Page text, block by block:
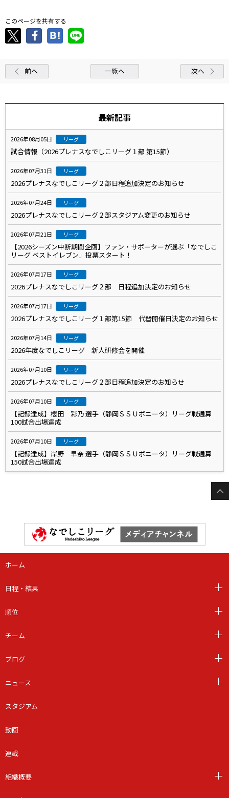
このページを共有する
前へ 一覧へ 次へ
最新記事
2026年08月05日 リーグ
試合情報（2026プレナスなでしこリーグ１部 第15節）
2026年07月31日 リーグ
2026プレナスなでしこリーグ２部日程追加決定のお知らせ
2026年07月24日 リーグ
2026プレナスなでしこリーグ２部スタジアム変更のお知らせ
2026年07月21日 リーグ
【2026シーズン中断期間企画】ファン・サポーターが選ぶ「なでしこ
リーグ ベストイレブン」投票スタート！
2026年07月17日 リーグ
2026プレナスなでしこリーグ２部 日程追加決定のお知らせ
2026年07月17日 リーグ
2026プレナスなでしこリーグ１部第15節 代替開催日決定のお知らせ
2026年07月14日 リーグ
2026年度なでしこリーグ 新人研修会を開催
2026年07月10日 リーグ
2026プレナスなでしこリーグ２部日程追加決定のお知らせ
2026年07月10日 リーグ
【記録達成】櫻田 彩乃 選手（静岡ＳＳＵボニータ）リーグ戦通算
100試合出場達成
2026年07月10日 リーグ
【記録達成】岸野 早奈 選手（静岡ＳＳＵボニータ）リーグ戦通算
150試合出場達成
ホーム
日程・結果
順位
チーム
ブログ
ニュース
スタジアム
動画
連載
組織概要